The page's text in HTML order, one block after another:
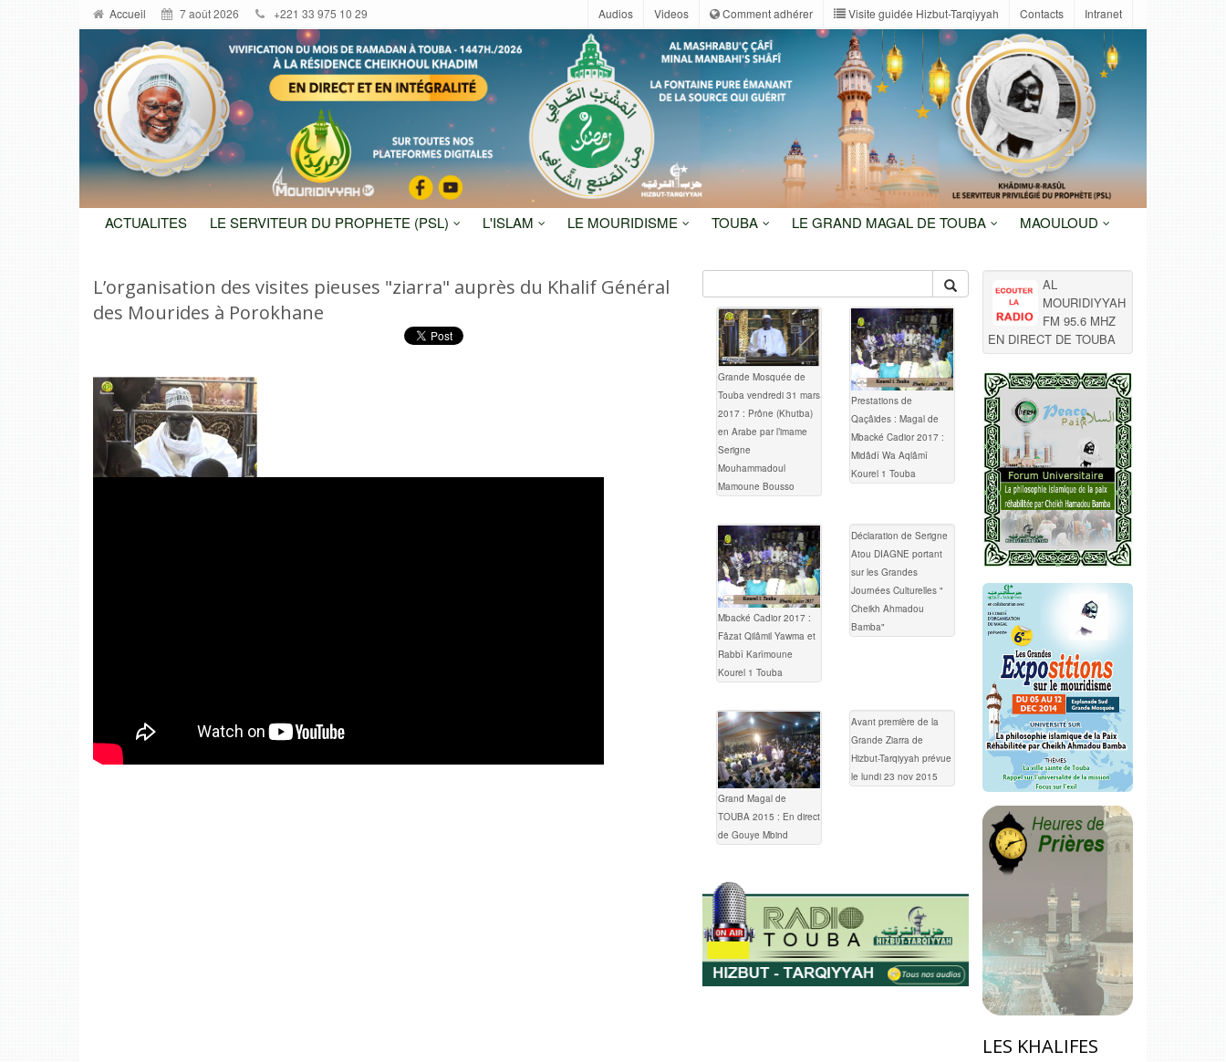
Accueil 7 août 2026 +221 33 975 10 29 Audios Videos Comment adhérer Visite guidée Hizbut-Tarqiyyah Contacts Intranet
ACTUALITES LE SERVITEUR DU PROPHETE (PSL) L'ISLAM LE MOURIDISME TOUBA LE GRAND MAGAL DE TOUBA MAOULOUD
L’organisation des visites pieuses "ziarra" auprès du Khalif Général
des Mourides à Porokhane
Grande Mosquée de
Touba vendredi 31 mars
2017 : Prône (Khutba)
en Arabe par l’imame
Serigne
Mouhammadoul
Mamoune Bousso
Prestations de
Qaçâides : Magal de
Mbacké Cadior 2017 :
Midâdî Wa Aqlâmî
Kourel 1 Touba
Mbacké Cadior 2017 :
Fâzat Qilâmil Yawma et
Rabbî Karîmoune
Kourel 1 Touba
Déclaration de Serigne
Atou DIAGNE portant
sur les Grandes
Journées Culturelles "
Cheikh Ahmadou
Bamba"
Grand Magal de
TOUBA 2015 : En direct
de Gouye Mbind
Avant première de la
Grande Ziarra de
Hizbut-Tarqiyyah prévue
le lundi 23 nov 2015
AL
MOURIDIYYAH
FM 95.6 MHZ
EN DIRECT DE TOUBA
LES KHALIFES